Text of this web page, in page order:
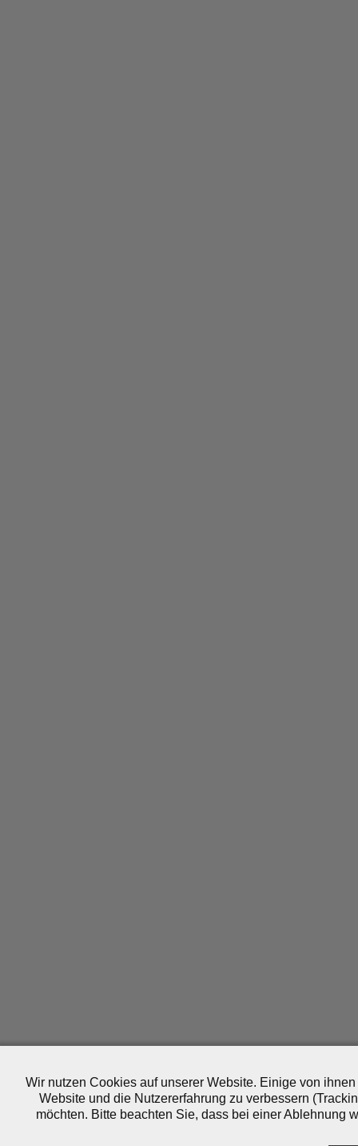
Wir nutzen Cookies auf unserer Website. Einige von
Website und die Nutzererfahrung zu verbessern
möchten. Bitte beachten Sie, dass bei einer Ablehnung